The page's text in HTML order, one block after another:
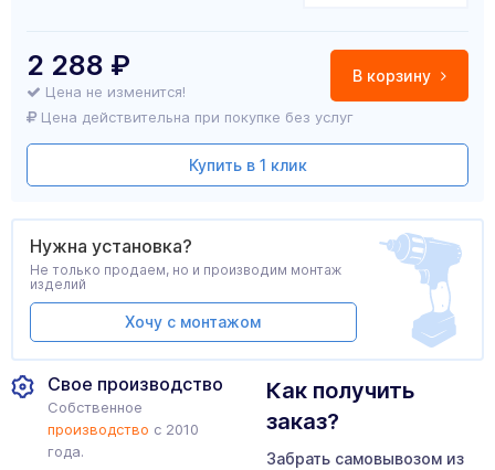
В корзину
2 288 ₽
Цена не изменится!
Цена действительна при покупке без услуг
Купить в 1 клик
Свое производство
Собственное
производство с 2010
года.
Как получить
заказ?
Забрать самовывозом из
Нужна установка?
Не только продаем, но и производим монтаж
изделий
Хочу с монтажом